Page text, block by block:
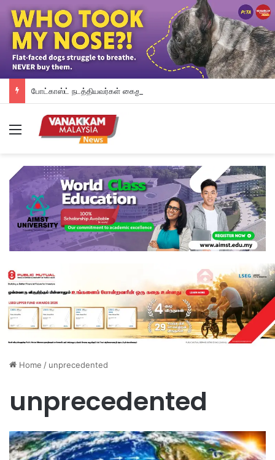
Menu
Home / unprecedented
unprecedented